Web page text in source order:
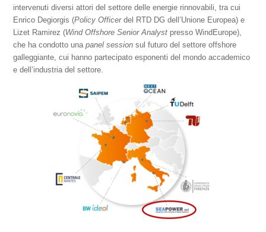
intervenuti diversi attori del settore delle energie rinnovabili, tra cui
Enrico Degiorgis (Policy Officerdel RTD DG dell’Unione Europea) e
Lizet Ramirez (Wind Offshore Senior Analyst presso WindEurope),
che ha condotto unapanel session sul futuro del settore offshore
galleggiante, cui hanno partecipato esponenti del mondo accademico
e dell’industria del settore.